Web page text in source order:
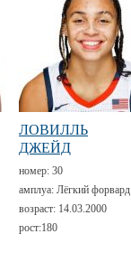
ЛОВИЛЛЬ
ДЖЕЙД
номер: 30
амплуа: Лёгкий форвард
возраст: 14.03.2000
рост:180